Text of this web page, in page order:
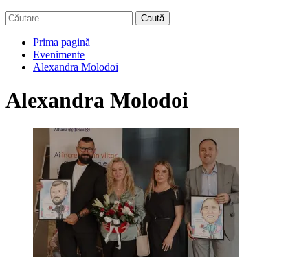
Caută
după:
Prima pagină
Evenimente
Alexandra Molodoi
Alexandra Molodoi